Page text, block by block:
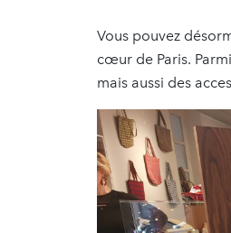
Vous pouvez
cœur de Paris.
mais aussi des